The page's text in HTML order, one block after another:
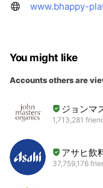
You might like
Accounts others are
ジョンマ
1,713,281
アサヒ飲
37,759,176